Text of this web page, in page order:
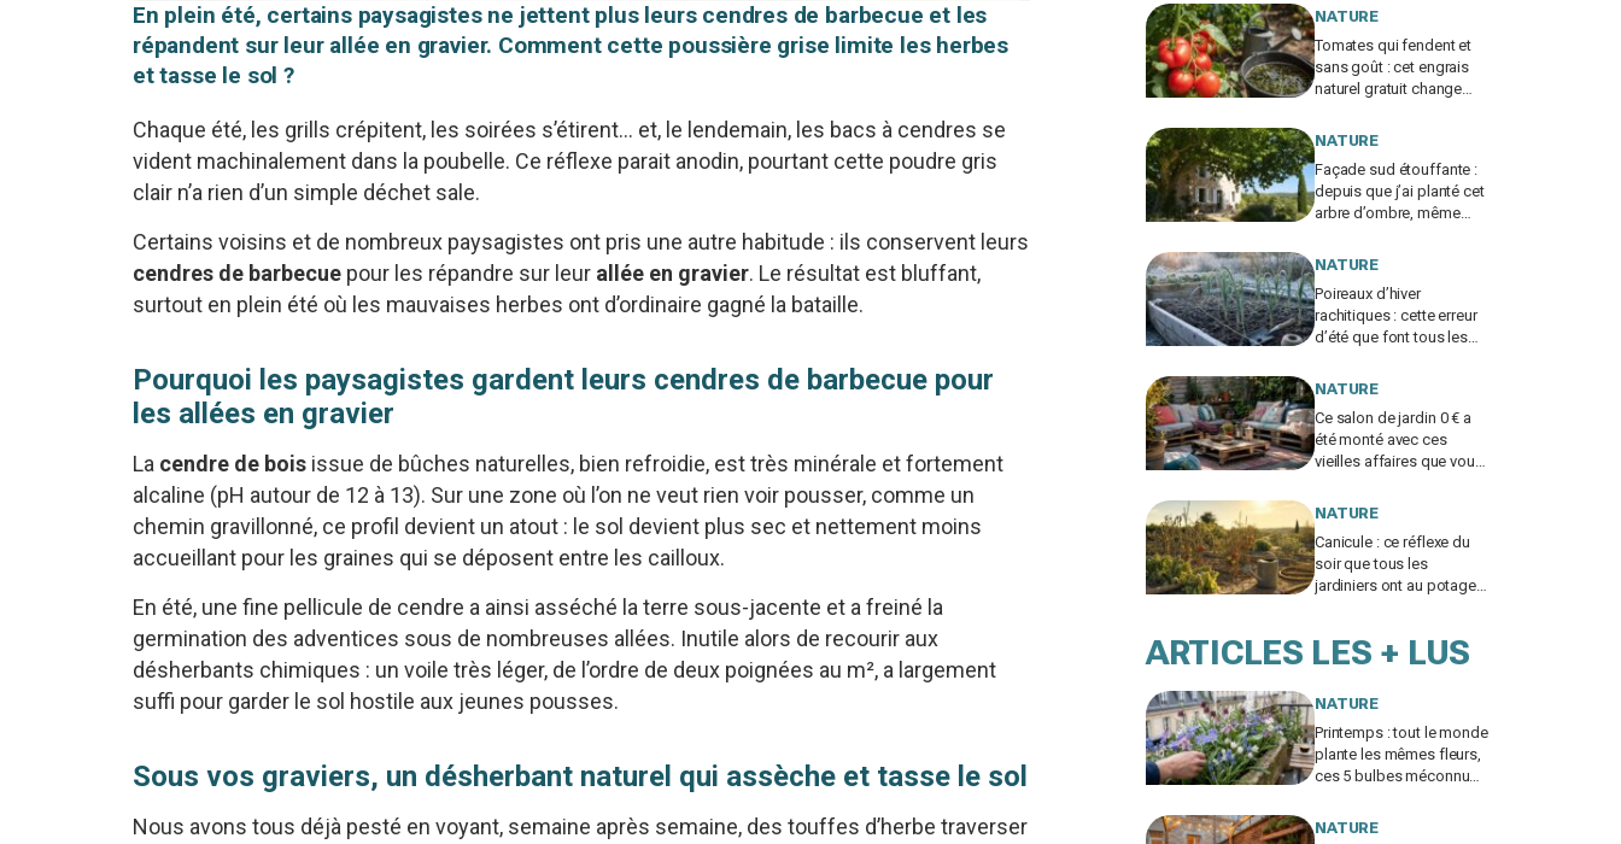
En plein été, certains paysagistes ne jettent plus leurs cendres de barbecue et les
répandent sur leur allée en gravier. Comment cette poussière grise limite les herbes
et tasse le sol ?
Chaque été, les grills crépitent, les soirées s’étirent… et, le lendemain, les bacs à cendres se
vident machinalement dans la poubelle. Ce réflexe parait anodin, pourtant cette poudre gris
clair n’a rien d’un simple déchet sale.
Certains voisins et de nombreux paysagistes ont pris une autre habitude : ils conservent leurs
cendres de barbecue pour les répandre sur leur allée en gravier. Le résultat est bluffant,
surtout en plein été où les mauvaises herbes ont d’ordinaire gagné la bataille.
Pourquoi les paysagistes gardent leurs cendres de barbecue pour
les allées en gravier
La cendre de bois issue de bûches naturelles, bien refroidie, est très minérale et fortement
alcaline (pH autour de 12 à 13). Sur une zone où l’on ne veut rien voir pousser, comme un
chemin gravillonné, ce profil devient un atout : le sol devient plus sec et nettement moins
accueillant pour les graines qui se déposent entre les cailloux.
En été, une fine pellicule de cendre a ainsi asséché la terre sous-jacente et a freiné la
germination des adventices sous de nombreuses allées. Inutile alors de recourir aux
désherbants chimiques : un voile très léger, de l’ordre de deux poignées au m², a largement
suffi pour garder le sol hostile aux jeunes pousses.
Sous vos graviers, un désherbant naturel qui assèche et tasse le sol
Nous avons tous déjà pesté en voyant, semaine après semaine, des touffes d’herbe traverser
NATURE
Tomates qui fendent et
sans goût : cet engrais
naturel gratuit change
cette erreur
NATURE
Façade sud étouffante :
depuis que j’ai planté cet
arbre d’ombre, même
jaloux
NATURE
Poireaux d’hiver
rachitiques : cette erreur
d’été que font tous les
ruine la récolte
NATURE
Ce salon de jardin 0 € a
été monté avec ces
vieilles affaires que vous
NATURE
Canicule : ce réflexe du
soir que tous les
jardiniers ont au potager
ARTICLES LES + LUS
NATURE
Printemps : tout le monde
plante les mêmes fleurs,
ces 5 bulbes méconnus
changer votre jardin
NATURE